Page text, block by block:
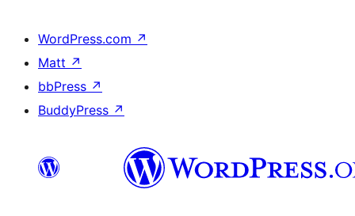
WordPress.com ↗
Matt ↗
bbPress ↗
BuddyPress ↗